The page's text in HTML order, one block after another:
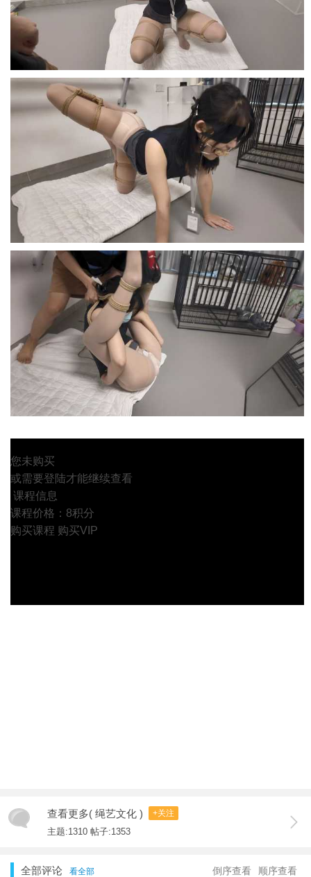
您未购买
或需要登陆才能继续查看
课程信息
课程价格：8积分
购买课程 购买VIP
查看更多( 绳艺文化 ) +关注
主题:1310 帖子:1353
全部评论 看全部 顺序查看
倒序查看